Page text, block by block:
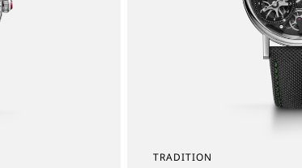
TRADITION